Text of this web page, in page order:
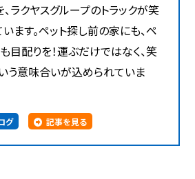
ラクヤスグループのトラックが笑
ます。ペット探し前の家にも、ペ
目配りを！運ぶだけではなく、笑
う意味合いが込められていま
グ 記事を見る